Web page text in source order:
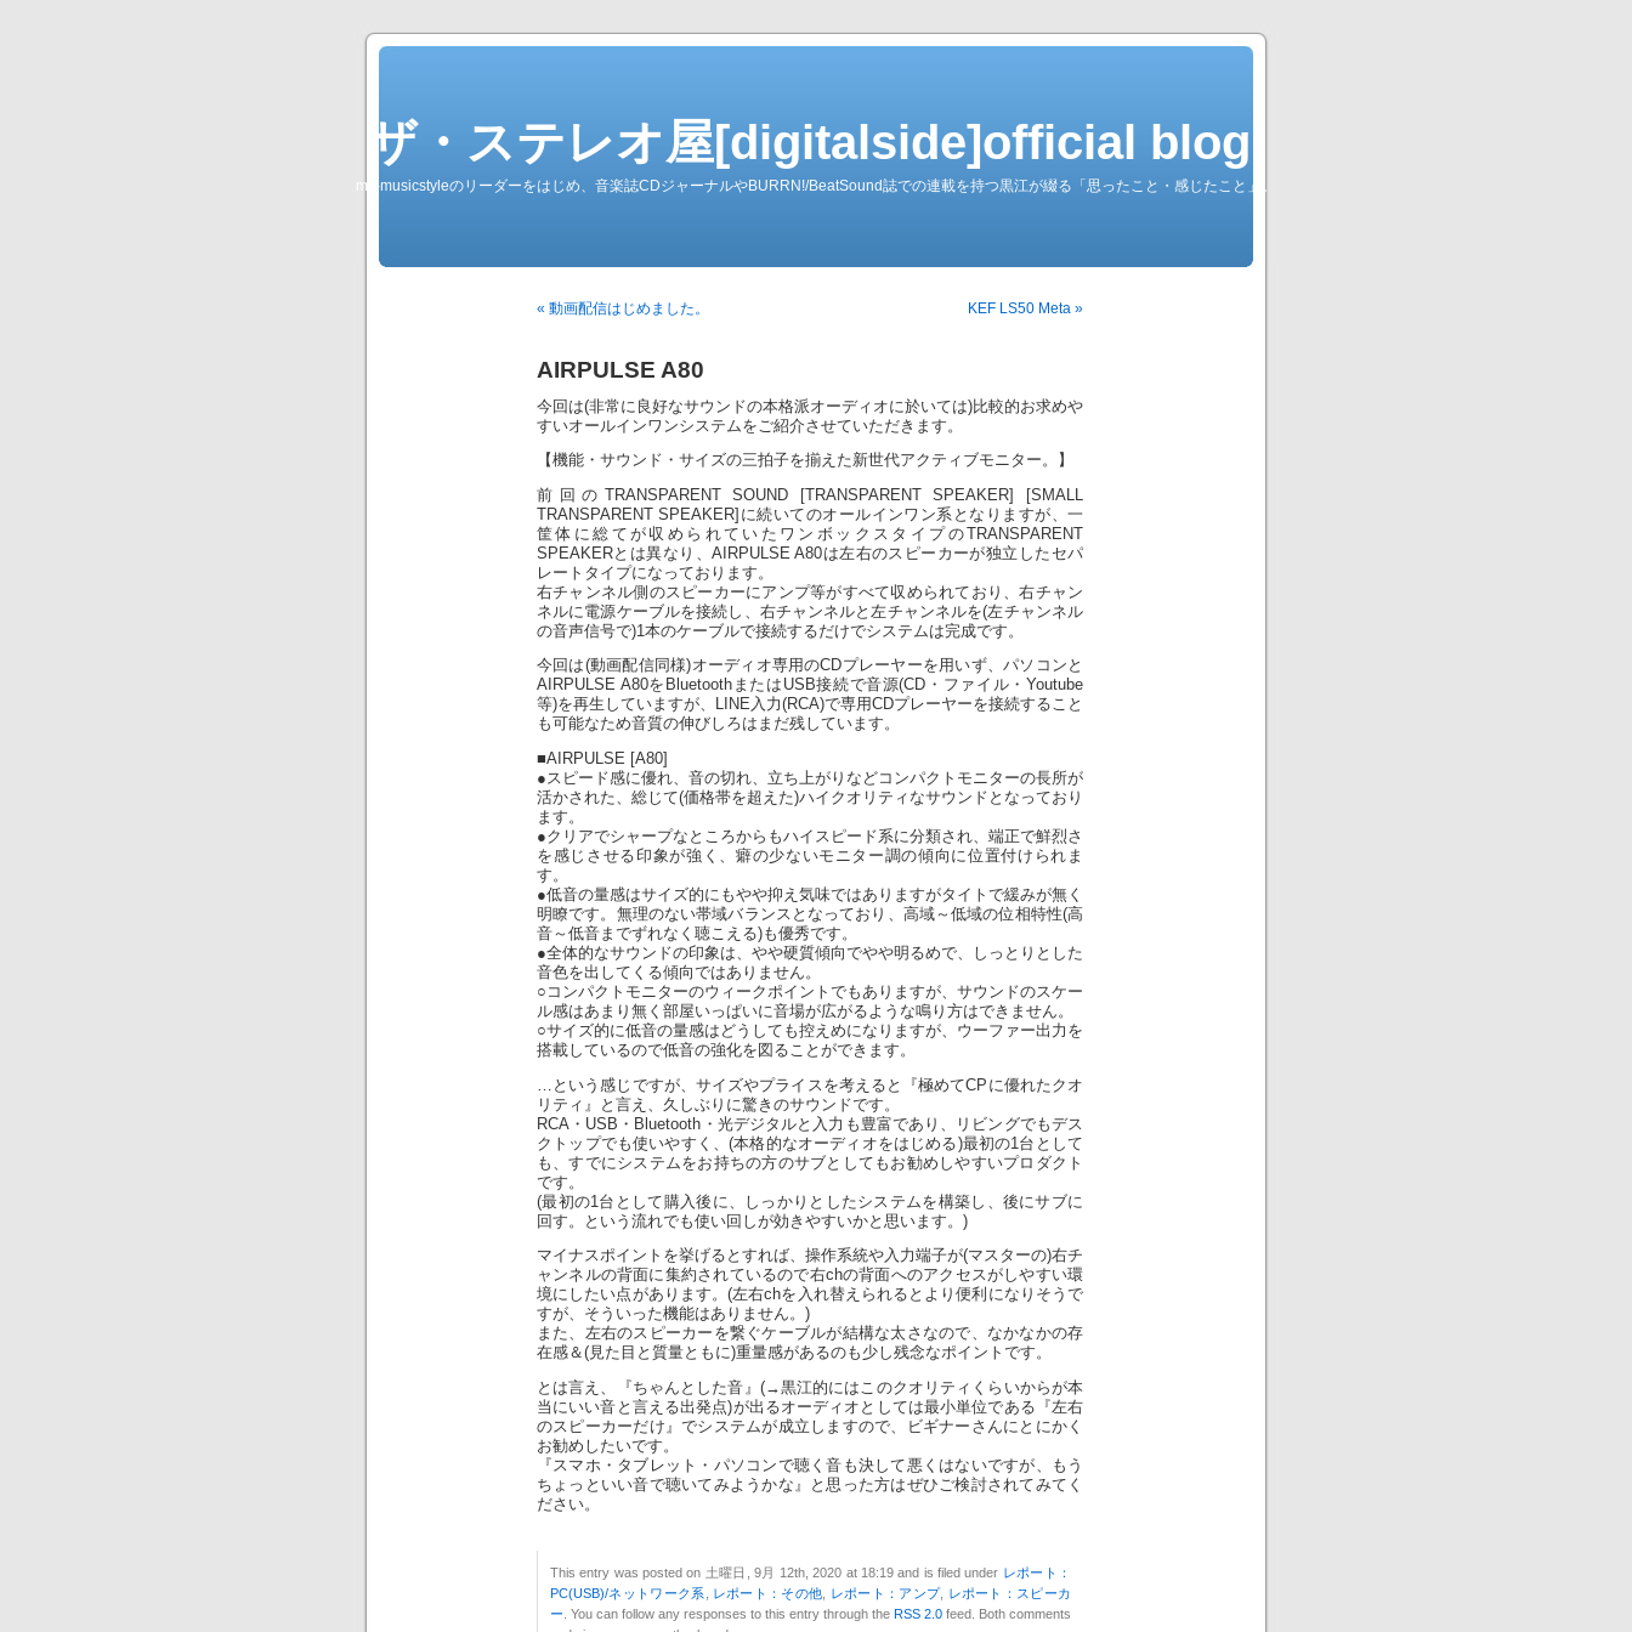
ザ・ステレオ屋[digitalside]official blog.
my-musicstyleのリーダーをはじめ、音楽誌CDジャーナルやBURRN!/BeatSound誌での連載を持つ黒江が綴る「思ったこと・感じたこと」。
« 動画配信はじめました。 KEF LS50 Meta »
AIRPULSE A80
今回は(非常に良好なサウンドの本格派オーディオに於いては)比較的お求めや
すいオールインワンシステムをご紹介させていただきます。
【機能・サウンド・サイズの三拍子を揃えた新世代アクティブモニター。】
前回のTRANSPARENT SOUND [TRANSPARENT SPEAKER] [SMALL
TRANSPARENT SPEAKER]に続いてのオールインワン系となりますが、一
筐体に総てが収められていたワンボックスタイプのTRANSPARENT
SPEAKERとは異なり、AIRPULSE A80は左右のスピーカーが独立したセパ
レートタイプになっております。
右チャンネル側のスピーカーにアンプ等がすべて収められており、右チャン
ネルに電源ケーブルを接続し、右チャンネルと左チャンネルを(左チャンネル
の音声信号で)1本のケーブルで接続するだけでシステムは完成です。
今回は(動画配信同様)オーディオ専用のCDプレーヤーを用いず、パソコンと
AIRPULSE A80をBluetoothまたはUSB接続で音源(CD・ファイル・Youtube
等)を再生していますが、LINE入力(RCA)で専用CDプレーヤーを接続すること
も可能なため音質の伸びしろはまだ残しています。
■AIRPULSE [A80]
●スピード感に優れ、音の切れ、立ち上がりなどコンパクトモニターの長所が
活かされた、総じて(価格帯を超えた)ハイクオリティなサウンドとなっており
ます。
●クリアでシャープなところからもハイスピード系に分類され、端正で鮮烈さ
を感じさせる印象が強く、癖の少ないモニター調の傾向に位置付けられま
す。
●低音の量感はサイズ的にもやや抑え気味ではありますがタイトで緩みが無く
明瞭です。無理のない帯域バランスとなっており、高域～低域の位相特性(高
音～低音までずれなく聴こえる)も優秀です。
●全体的なサウンドの印象は、やや硬質傾向でやや明るめで、しっとりとした
音色を出してくる傾向ではありません。
○コンパクトモニターのウィークポイントでもありますが、サウンドのスケー
ル感はあまり無く部屋いっぱいに音場が広がるような鳴り方はできません。
○サイズ的に低音の量感はどうしても控えめになりますが、ウーファー出力を
搭載しているので低音の強化を図ることができます。
…という感じですが、サイズやプライスを考えると『極めてCPに優れたクオ
リティ』と言え、久しぶりに驚きのサウンドです。
RCA・USB・Bluetooth・光デジタルと入力も豊富であり、リビングでもデス
クトップでも使いやすく、(本格的なオーディオをはじめる)最初の1台として
も、すでにシステムをお持ちの方のサブとしてもお勧めしやすいプロダクト
です。
(最初の1台として購入後に、しっかりとしたシステムを構築し、後にサブに
回す。という流れでも使い回しが効きやすいかと思います。)
マイナスポイントを挙げるとすれば、操作系統や入力端子が(マスターの)右チ
ャンネルの背面に集約されているので右chの背面へのアクセスがしやすい環
境にしたい点があります。(左右chを入れ替えられるとより便利になりそうで
すが、そういった機能はありません。)
また、左右のスピーカーを繋ぐケーブルが結構な太さなので、なかなかの存
在感＆(見た目と質量ともに)重量感があるのも少し残念なポイントです。
とは言え、『ちゃんとした音』(→黒江的にはこのクオリティくらいからが本
当にいい音と言える出発点)が出るオーディオとしては最小単位である『左右
のスピーカーだけ』でシステムが成立しますので、ビギナーさんにとにかく
お勧めしたいです。
『スマホ・タブレット・パソコンで聴く音も決して悪くはないですが、もう
ちょっといい音で聴いてみようかな』と思った方はぜひご検討されてみてく
ださい。
This entry was posted on 土曜日, 9月 12th, 2020 at 18:19 and is filed under レポート：
PC(USB)/ネットワーク系
レポート：その他 レポート：アンプ, レポート：スピーカ
ー . You can follow any responses to this entry through the RSS 2.0 feed. Both comments